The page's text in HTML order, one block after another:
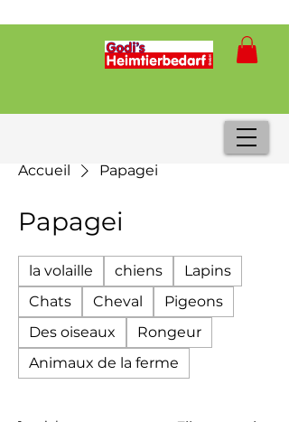
Accueil Papagei
Papagei
la volaille chiens
Lapins
Chats
Cheval
Pigeons
Des oiseaux
Rongeur
Animaux de la ferme